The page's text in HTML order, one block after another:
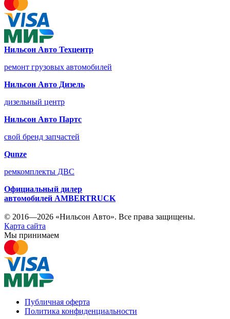
Нильсон Авто Техцентр
ремонт грузовых автомобилей
Нильсон Авто Дизель
дизельный центр
Нильсон Авто Партс
свой бренд запчастей
Qunze
ремкомплекты ДВС
Официальный дилер
автомобилей AMBERTRUCK
© 2016—2026 «Нильсон Авто». Все права защищены.
Карта сайта
Мы принимаем
Публичная оферта
Политика конфиденциальности